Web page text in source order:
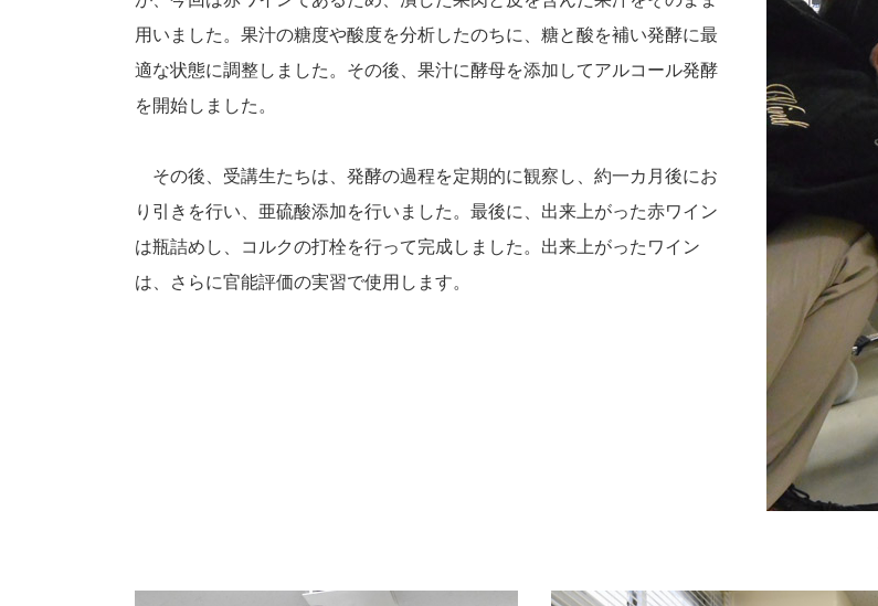
用いました。果汁の糖度や酸度を分析したのちに、糖と酸を補い発酵に最
適な状態に調整しました。その後、果汁に酵母を添加してアルコール発酵
を開始しました。
その後、受講生たちは、発酵の過程を定期的に観察し、約一カ月後にお
り引きを行い、亜硫酸添加を行いました。最後に、出来上がった赤ワイン
は瓶詰めし、コルクの打栓を行って完成しました。出来上がったワイン
は、さらに官能評価の実習で使用します。